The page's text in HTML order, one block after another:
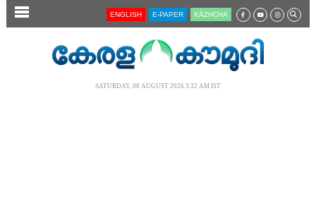
SECTIONS ENGLISH E-PAPER KĀZHCHA
SATURDAY, 08 AUGUST 2026 3.32 AM IST